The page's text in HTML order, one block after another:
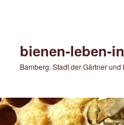
bienen-leben-
Bamberg. Stadt der Gärtner